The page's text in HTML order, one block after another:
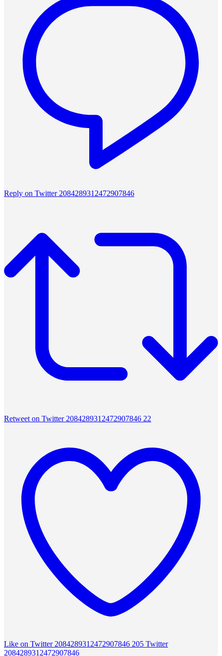
Reply on Twitter 2084289312472907846
Retweet on Twitter 2084289312472907846 22
Like on Twitter 2084289312472907846 205 Twitter
2084289312472907846